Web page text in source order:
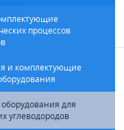
процессов
и комплектующие
для
углеводородов